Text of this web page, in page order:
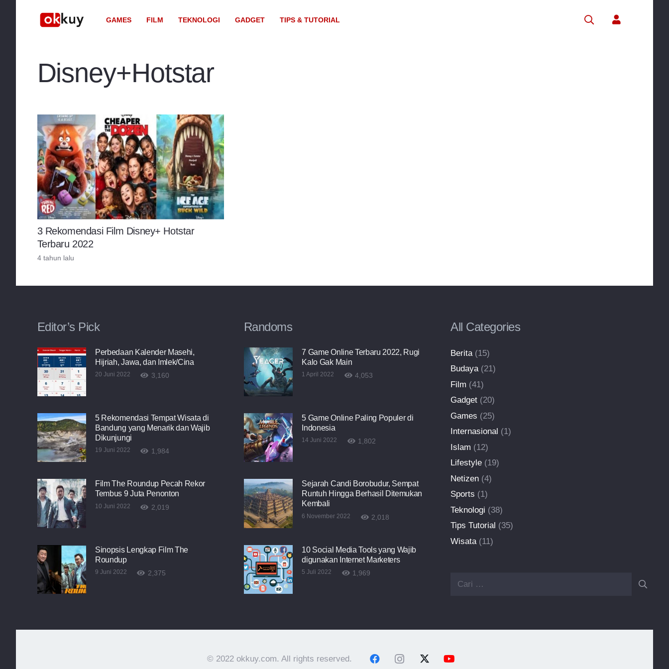
GAMES FILM TEKNOLOGI GADGET TIPS & TUTORIAL
Disney+Hotstar
3 Rekomendasi Film Disney+ Hotstar
Terbaru 2022
4 tahun lalu
Editor’s Pick
Perbedaan Kalender Masehi,
Hijriah, Jawa, dan Imlek/Cina
20 Juni 2022 3,160
5 Rekomendasi Tempat Wisata di
Bandung yang Menarik dan Wajib
Dikunjungi
19 Juni 2022 1,984
Film The Roundup Pecah Rekor
Tembus 9 Juta Penonton
10 Juni 2022 2,019
Sinopsis Lengkap Film The
Roundup
9 Juni 2022 2,375
Randoms
7 Game Online Terbaru 2022, Rugi
Kalo Gak Main
1 April 2022 4,053
5 Game Online Paling Populer di
Indonesia
14 Juni 2022 1,802
Sejarah Candi Borobudur, Sempat
Runtuh Hingga Berhasil Ditemukan
Kembali
6 November 2022 2,018
10 Social Media Tools yang Wajib
digunakan Internet Marketers
5 Juli 2022 1,969
All Categories
Berita (15)
Budaya(21)
Film (41)
Gadget (20)
Games (25)
Internasional (1)
Islam (12)
Lifestyle (19)
Netizen (4)
Sports (1)
Teknologi (38)
Tips Tutorial (35)
Wisata (11)
Cari
© 2022 okkuy.com. All rights reserved.